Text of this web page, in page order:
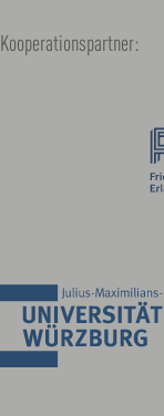
Kooperationspartner: